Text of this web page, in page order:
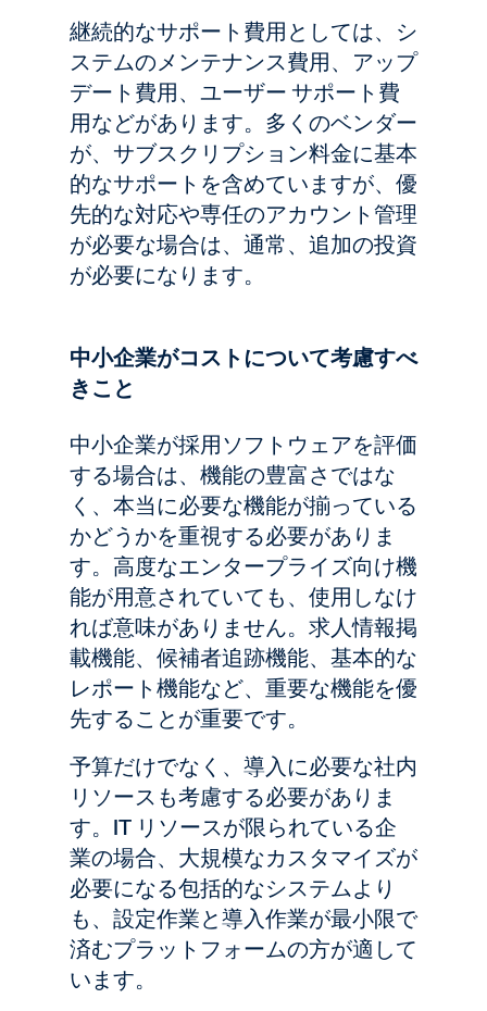
継続的なサポート費用としては、シ
ステムのメンテナンス費用、アップ
デート費用、ユーザー サポート費
用などがあります。多くのベンダー
が、サブスクリプション料金に基本
的なサポートを含めていますが、優
先的な対応や専任のアカウント管理
が必要な場合は、通常、追加の投資
が必要になります。
中小企業がコストについて考慮すべ
きこと
中小企業が採用ソフトウェアを評価
する場合は、機能の豊富さではな
く、本当に必要な機能が揃っている
かどうかを重視する必要がありま
す。高度なエンタープライズ向け機
能が用意されていても、使用しなけ
れば意味がありません。求人情報掲
載機能、候補者追跡機能、基本的な
レポート機能など、重要な機能を優
先することが重要です。
予算だけでなく、導入に必要な社内
リソースも考慮する必要がありま
す。IT リソースが限られている企
業の場合、大規模なカスタマイズが
必要になる包括的なシステムより
も、設定作業と導入作業が最小限で
済むプラットフォームの方が適して
います。